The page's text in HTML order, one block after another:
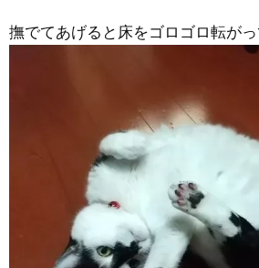
撫でてあげると床をゴロゴロ転が